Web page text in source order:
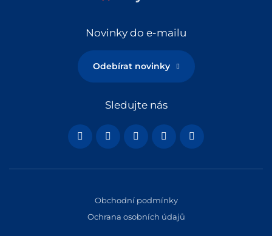
Novinky do e-mailu
Odebírat novinky
Sledujte nás
Obchodní podmínky
Ochrana osobních údajů